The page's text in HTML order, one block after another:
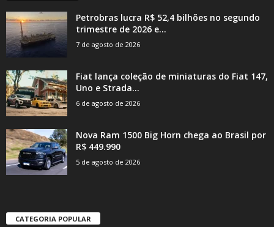
Petrobras lucra R$ 52,4 bilhões no segundo
trimestre de 2026 e...
7 de agosto de 2026
Fiat lança coleção de miniaturas do Fiat 147,
Uno e Strada...
6 de agosto de 2026
Nova Ram 1500 Big Horn chega ao Brasil por
R$ 449.990
5 de agosto de 2026
CATEGORIA POPULAR